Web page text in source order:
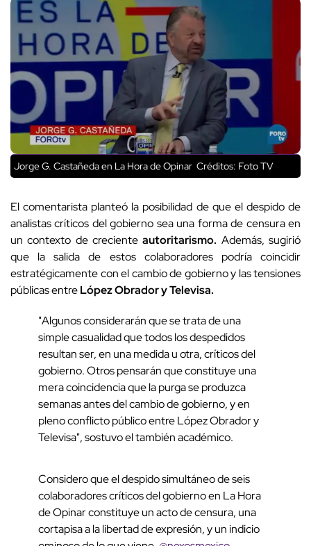
Jorge G. Castañeda en La Hora de Opinar Créditos: Foto TV
El comentarista planteó la posibilidad de que el despido de
analistas críticos del gobierno sea una forma de censura en
un contexto de crecienteautoritarismo. Además, sugirió
que la salida de estos colaboradores podría coincidir
estratégicamente con el cambio de gobierno y las tensiones
públicas entreLópez Obrador y Televisa.
"Algunos considerarán que se trata de una
simple casualidad que todos los despedidos
resultan ser, en una medida u otra, críticos del
gobierno. Otros pensarán que constituye una
mera coincidencia que la purga se produzca
semanas antes del cambio de gobierno, y en
pleno conflicto público entre López Obrador y
Televisa", sostuvo el también académico.
Considero que el despido simultáneo de seis
colaboradores críticos del gobierno en La Hora
de Opinar constituye un acto de censura, una
cortapisa a la libertad de expresión, y un indicio